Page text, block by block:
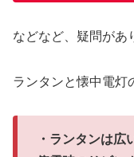
などなど、疑問があ
ランタンと懐中電灯
・ランタンは広